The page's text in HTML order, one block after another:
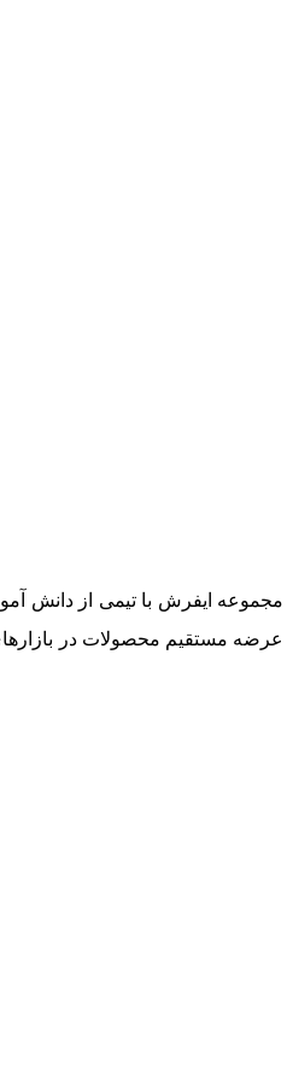
مجموعه ایفرش با تیمی از دانش
عرضه مستقیم محصولات در بازارهای